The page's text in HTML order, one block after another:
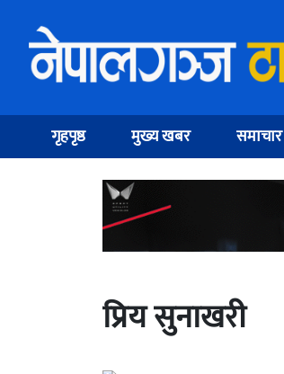
गृहपृष्ठ मुख्य खबर समाचार
प्रिय सुनाखरी